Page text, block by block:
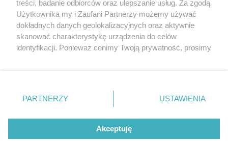
Partnerzy
Praca Szczecin
© 2026 wSzczecinie.pl
Created by GOD
treści, badanie odbiorców oraz ulepszanie usług. Za zgodą
Użytkownika my i Zaufani Partnerzy możemy używać
dokładnych danych geolokalizacyjnych oraz aktywnie
skanować charakterystykę urządzenia do celów
identyfikacji. Ponieważ cenimy Twoją prywatność, prosimy
prywatności znajdujący się w lewym dolnym rogu strony
. Niektóre rodzaje przetwarzania danych nie wymagają
takiemu przetwarzaniu. Preferencje będą miały
zastosowania tylko na tej witrynie.
PARTNERZY USTAWIENIA
Akceptuję